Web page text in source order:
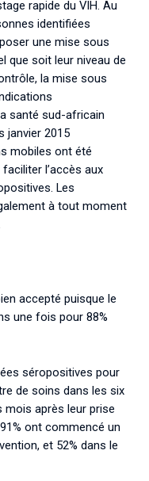
rapide du VIH. Au
identifiées
une mise sous
que soit leur niveau de
la mise sous
santé sud-africain
janvier 2015
mobiles ont été
l’accès aux
Les
à tout moment
accepté puisque le
une fois pour 88%
séropositives pour
de soins dans les six
mois après leur prise
ont commencé un
et 52% dans le